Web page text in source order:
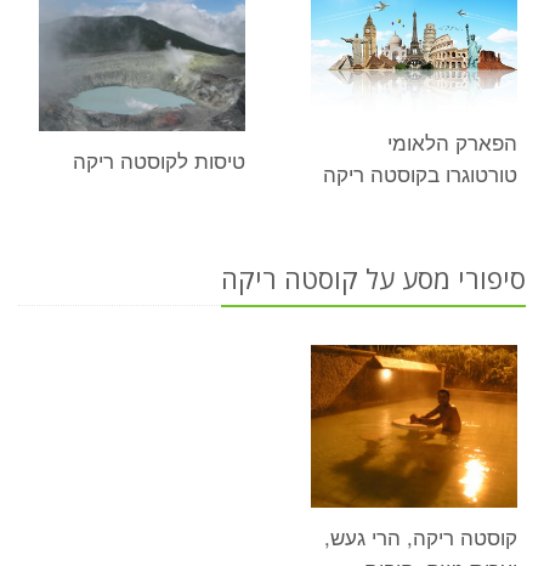
הפארק הלאומי
טורטוגרו בקוסטה ריקה
טיסות לקוסטה ריקה
סיפורי מסע על קוסטה ריקה
קוסטה ריקה, הרי געש,